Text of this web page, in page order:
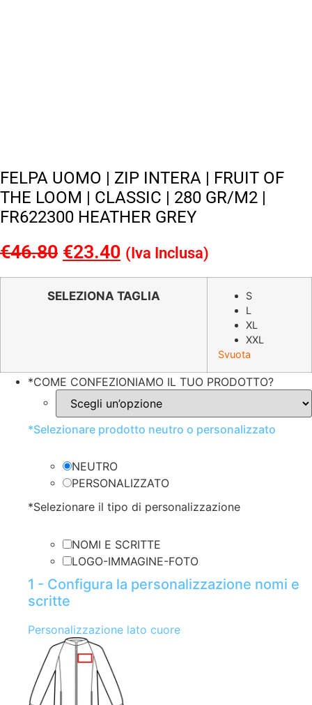
FELPA UOMO | ZIP INTERA | FRUIT OF
THE LOOM | CLASSIC | 280 GR/M2 |
FR622300 HEATHER GREY
€46.80 Il
prezzo
originale
€23.40 Il
prezzo
attuale
(Iva Inclusa)
SELEZIONA TAGLIA
S
L
XL
XXL
Svuota
*COME CONFEZIONIAMO IL TUO PRODOTTO?
*Selezionare prodotto neutro o personalizzato
NEUTRO
PERSONALIZZATO
*Selezionare il tipo di personalizzazione
NOMI E SCRITTE
LOGO-IMMAGINE-FOTO
1 - Configura la personalizzazione nomi e
scritte
Personalizzazione lato cuore